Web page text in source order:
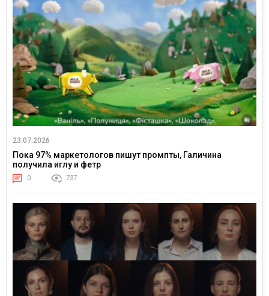
23.07.2026
Пока 97% маркетологов пишут промпты, Галичина
получила иглу и фетр
0 737